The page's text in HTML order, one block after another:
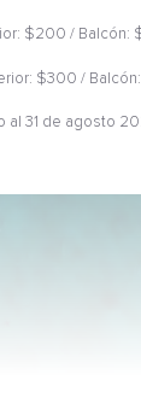
$200 / Balcón:
$300 /
al 31 de agosto